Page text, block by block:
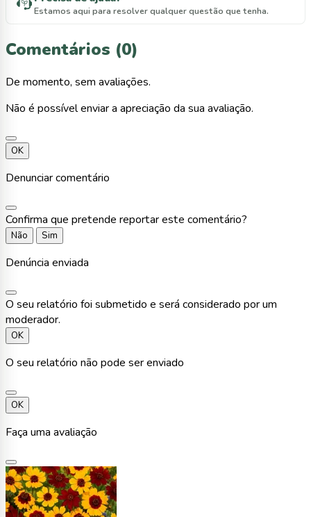
Estamos aqui para resolver qualquer questão que tenha.
Comentários (0)
De momento, sem avaliações.
Não é possível enviar a apreciação da sua avaliação.
OK
Denunciar comentário
Confirma que pretende reportar este comentário?
Não Sim
Denúncia enviada
O seu relatório foi submetido e será considerado por um
moderador.
OK
O seu relatório não pode ser enviado
OK
Faça uma avaliação